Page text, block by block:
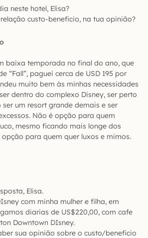
neste hotel, Elisa?
custo-beneficio, na tua opinião?
baixa temporada no final do ano, que
“Fall”, paguei cerca de USD 195 por
muito bem às minhas necessidades
dentro do complexo Disney, ser perto
ser um resort grande demais e ser
Não é opção para quem
mesmo ficando mais longe dos
opção para quem quer luxos e mimos.
Elisa.
com minha mulher e filha, em
diarias de US$220,00, com cafe
Downtown DIsney.
sua opinião sobre o custo/beneficio